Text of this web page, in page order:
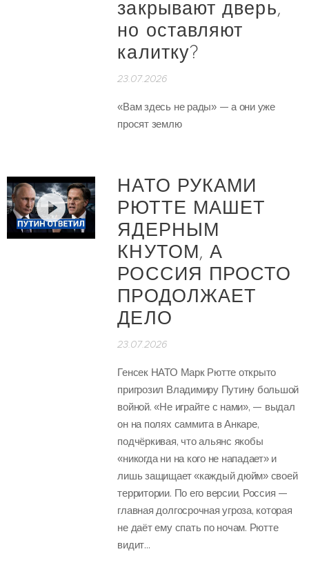
закрывают дверь,
но оставляют
калитку?
23.07.2026
«Вам здесь не рады» — а они уже
просят землю
НАТО РУКАМИ
РЮТТЕ МАШЕТ
ЯДЕРНЫМ
КНУТОМ, А
РОССИЯ ПРОСТО
ПРОДОЛЖАЕТ
ДЕЛО
23.07.2026
Генсек НАТО Марк Рютте открыто
пригрозил Владимиру Путину большой
войной. «Не играйте с нами», — выдал
он на полях саммита в Анкаре,
подчёркивая, что альянс якобы
«никогда ни на кого не нападает» и
лишь защищает «каждый дюйм» своей
территории. По его версии, Россия —
главная долгосрочная угроза, которая
не даёт ему спать по ночам. Рютте
видит...